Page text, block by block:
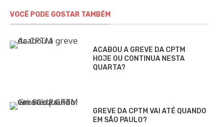
VOCÊ PODE GOSTAR TAMBÉM
ACABOU A GREVE DA CPTM
HOJE OU CONTINUA NESTA
QUARTA?
GREVE DA CPTM VAI ATÉ QUANDO
EM SÃO PAULO?